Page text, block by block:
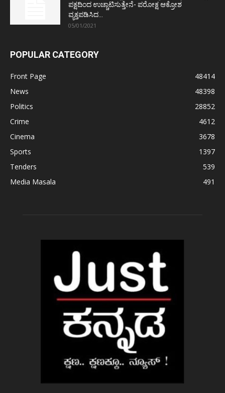
ಪಕ್ಷದಿಂದ ಉಚ್ಚಾಟಿಸುತ್ತೇನೆ- ಪರೋಕ್ಷ ಆಕ್ರೋಶ
ವ್ಯಕ್ತಪಡಿಸಿದ...
05/01/2021
POPULAR CATEGORY
Front Page
48414
News
48398
Politics
28852
Crime
4612
Cinema
3678
Sports
1397
Tenders
539
Media Masala
491